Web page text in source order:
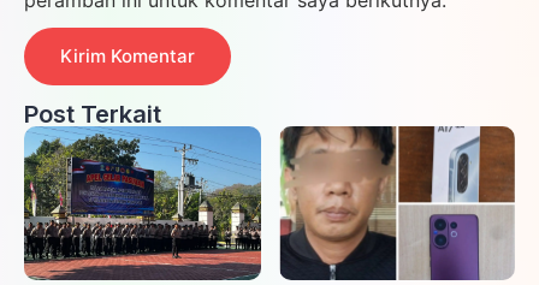
Post Terkait